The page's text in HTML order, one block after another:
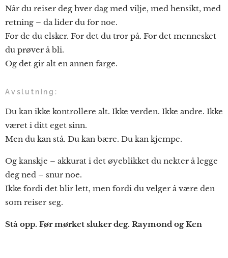
Når du reiser deg hver dag med vilje, med hensikt, med
retning – da lider du for noe.
For de du elsker. For det du tror på. For det mennesket
du prøver å bli.
Og det gir alt en annen farge.
Avslutning:
Du kan ikke kontrollere alt. Ikke verden. Ikke andre. Ikke
været i ditt eget sinn.
Men du kan stå. Du kan bære. Du kan kjempe.
Og kanskje – akkurat i det øyeblikket du nekter å legge
deg ned – snur noe.
Ikke fordi det blir lett, men fordi du velger å være den
som reiser seg.
Stå opp. Før mørket sluker deg. Raymond og Ken